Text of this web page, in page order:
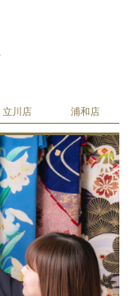
立川店 浦和店